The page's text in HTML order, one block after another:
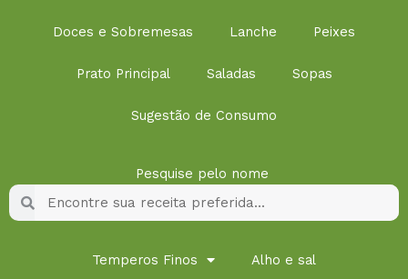
Doces e Sobremesas Lanche Peixes
Prato Principal Saladas Sopas
Sugestão de Consumo
Pesquise pelo nome
Pesquisar
Temperos Finos Alho e sal